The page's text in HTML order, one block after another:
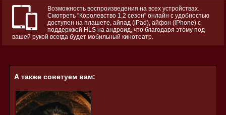
Возможность воспроизведения на всех устройствах.
Смотреть "Королевство 1,2 сезон" онлайн с удобностью
доступен на плашете, айпад (iPad), айфон (iPhone) с
поддержкой HLS на андроид, что благодаря этому под
вашей рукой всегда будет мобильный кинотеатр.
А также советуем вам: